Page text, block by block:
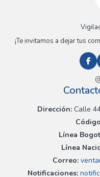
¡Te invitamos a dejar tus
Dirección:Calle
Línea
Línea
Correo:
Notificaciones: